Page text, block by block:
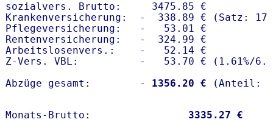
sozialvers. Brutto:     3475.85 €
Krankenversicherung:  -  338.89 € (Satz:
Pflegeversicherung:   -   53.01 €
Rentenversicherung:   -  324.99 €
Arbeitslosenvers.:    -   52.14 €
Z-Vers. VBL:          -   53.70 € ( 1.61%/
Abzüge gesamt:        -
1356.20 €
Monats-Brutto: 3335.27 €